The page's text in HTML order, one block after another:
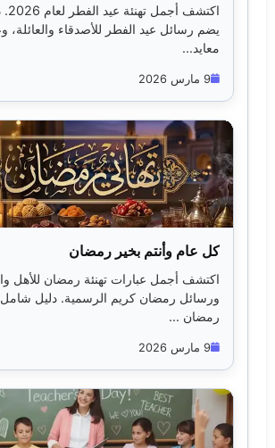
يضم رسائل عيد الفطر للأصدقاء والعائلة،
معايد...
9 مارس 2026
كل عام وأنتم بخير رمضان
اكتشف أجمل عبارات تهنئة رمضان للأهل
ورسائل رمضان كريم الرسمية. دليل
رمضان ...
9 مارس 2026